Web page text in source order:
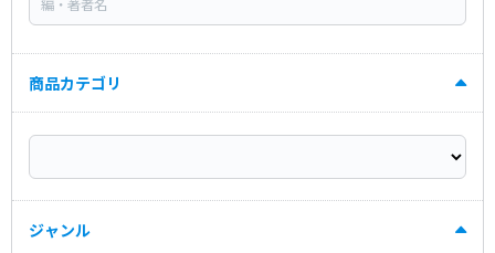
商品カテゴリ
ジャンル